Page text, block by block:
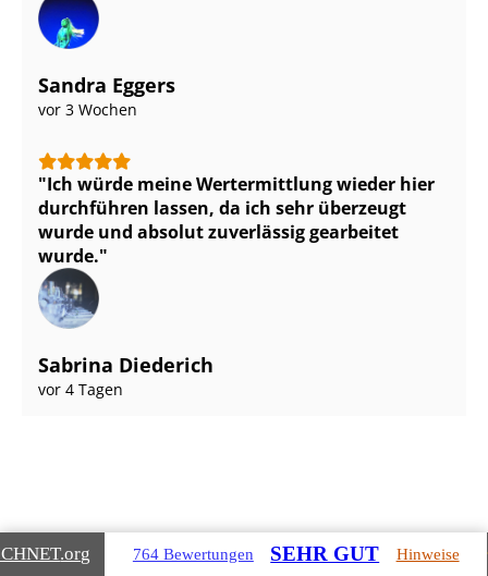
Sandra Eggers
vor 3 Wochen
Ich würde meine Wertermittlung wieder hier
durchführen lassen, da ich sehr überzeugt
wurde und absolut zuverlässig gearbeitet
wurde.
Sabrina Diederich
vor 4 Tagen
Gebäudearten, die wir für Sie
.org 764 Bewertungen SEHR GUT Hinweise